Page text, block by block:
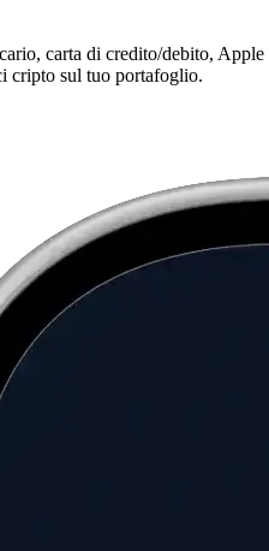
carta di credito/debito, Apple
cripto sul tuo portafoglio.